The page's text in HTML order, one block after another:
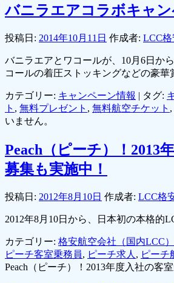
バニラエアコラボキャ
投稿日: 2014年10月11日 作成者: LCC
バニラエアとワコールが、10月6日か
コールの着圧ストッキングなどの豪
カテゴリー: キャンペーン情報 | タグ:
ト , 無料プレゼント , 無料航空チケット ,
いません。
Peach（ピーチ）！2013
募集も実施中！
投稿日: 2012年8月10日 作成者: LCC格
2012年8月10日から、日本初の本格的
カテゴリー: 格安航空会社（国内LCC）
ピーチ客室乗務員, ピーチ求人 , ピーチ
Peach（ピーチ）！2013年度入社の客